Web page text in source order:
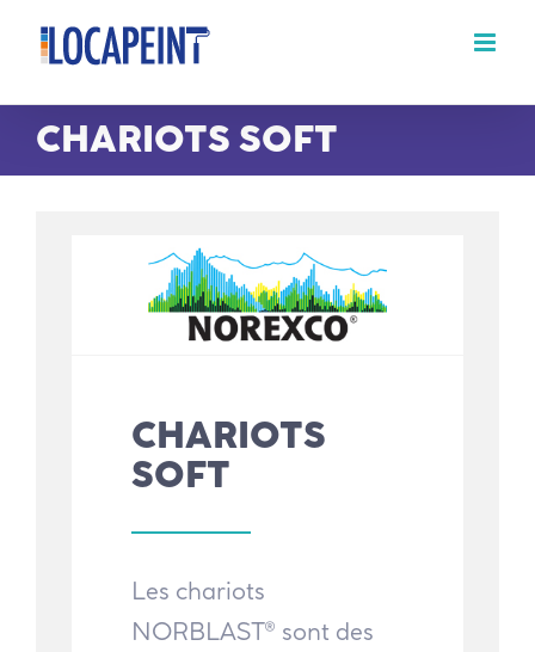
Passer
contenu
CHARIOTS SOFT
CHARIOTS
SOFT
Les chariots
NORBLAST® sont des